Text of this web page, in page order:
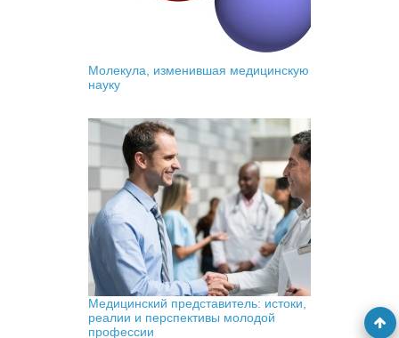
Молекула, изменившая медицинскую
науку
Медицинский представитель: истоки,
реалии и перспективы молодой
профессии